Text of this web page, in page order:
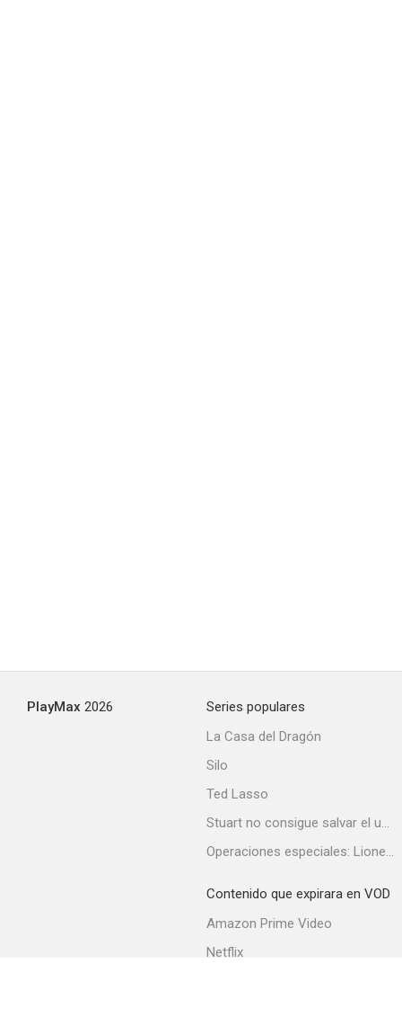
PlayMax 2026
Series populares
La Casa del Dragón
Silo
Ted Lasso
Stuart no consigue salvar el universo
Operaciones especiales: Lioness
Contenido que expirara en VOD
Amazon Prime Video
Netflix